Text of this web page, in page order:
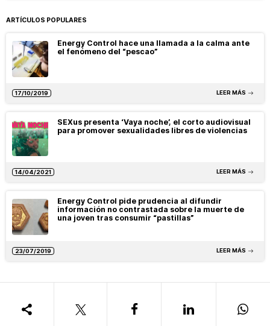
ARTÍCULOS POPULARES
Energy Control hace una llamada a la calma ante
el fenómeno del “pescao”
17/10/2019 LEER MÁS
SEXus presenta ‘Vaya noche’, el corto audiovisual
para promover sexualidades libres de violencias
14/04/2021 LEER MÁS
Energy Control pide prudencia al difundir
información no contrastada sobre la muerte de
una joven tras consumir “pastillas”
23/07/2019 LEER MÁS